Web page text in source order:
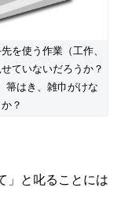
を使う作業（工作、
ていないだろうか？
箒はき、雑巾がけな
？
」と叱ることには